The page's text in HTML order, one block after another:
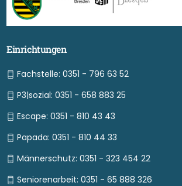
Einrichtungen
Fachstelle: 0351 - 796 63 52
P3|sozial: 0351 - 658 883 25
Escape: 0351 - 810 43 43
Papada: 0351 - 810 44 33
Männerschutz: 0351 - 323 454 22
Seniorenarbeit: 0351 - 65 888 326